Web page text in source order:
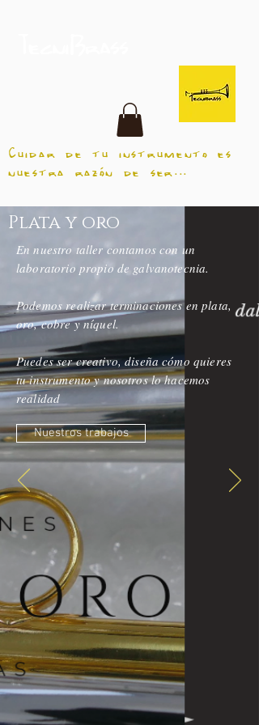
Cuidar de tu instrumento es
nuestra razón de ser...
Plata y oro
En nuestro taller contamos con un
laboratorio propio de galvanotecnia.
Podemos realizar terminaciones en plata,
oro, cobre y níquel.
Puedes ser creativo, diseña cómo quieres
tu instrumento y nosotros lo hacemos
realidad
Nuestros trabajos